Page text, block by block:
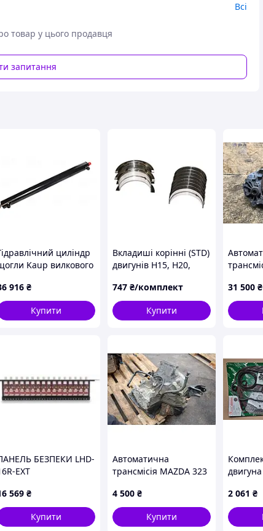
Всі
товар у цього продавця
запитання
циліндр
Kaup вилкового
916 ₴
Купити
Вкладиші корінні (STD)
двигунів H15, H20,
вилкового
навантажувача Nissan
12247-50K00
747 ₴/комплект
Купити
31 500 ₴
БЕЗПЕКИ LHD-
EXT
569 ₴
Купити
Автоматична
трансмісія MAZDA 323
090F
4 500 ₴
Купити
2 061 ₴